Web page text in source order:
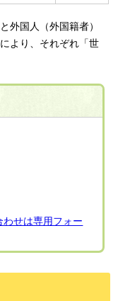
国人（外国籍者）
より、それぞれ「世
せは専用フォー